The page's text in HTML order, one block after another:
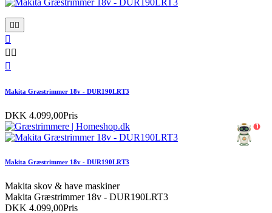
 

 

Makita Græstrimmer 18v - DUR190LRT3
DKK 4.099,00Pris
Makita Græstrimmer 18v - DUR190LRT3
Makita skov & have maskiner
Makita Græstrimmer 18v - DUR190LRT3
DKK 4.099,00Pris
1